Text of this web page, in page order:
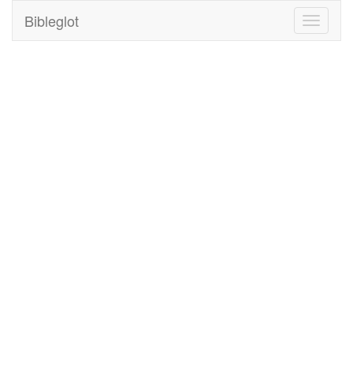
Toggle
Bibleglot